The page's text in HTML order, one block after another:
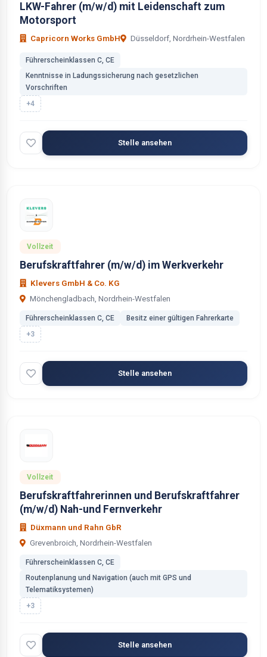
LKW-Fahrer (m/w/d) mit Leidenschaft zum
Motorsport
Capricorn Works GmbH Düsseldorf, Nordrhein-Westfalen
Führerscheinklassen C, CE
Kenntnisse in Ladungssicherung nach gesetzlichen
Vorschriften
+4
Stelle ansehen
Vollzeit
Berufskraftfahrer (m/w/d) im Werkverkehr
Klevers GmbH & Co. KG
Mönchengladbach, Nordrhein-Westfalen
Führerscheinklassen C, CE
Besitz einer gültigen Fahrerkarte
+3
Stelle ansehen
Vollzeit
Berufskraftfahrerinnen und Berufskraftfahrer
(m/w/d) Nah-und Fernverkehr
Düxmann und Rahn GbR
Grevenbroich, Nordrhein-Westfalen
Führerscheinklassen C, CE
Routenplanung und Navigation (auch mit GPS und
Telematiksystemen)
+3
Stelle ansehen